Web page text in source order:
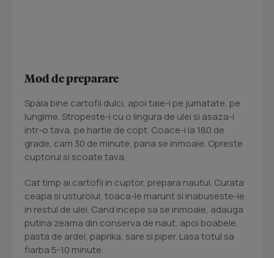
Mod de preparare
Spala bine cartofii dulci, apoi taie-i pe jumatate, pe
lungime. Stropeste-i cu o lingura de ulei si asaza-i
intr-o tava, pe hartie de copt. Coace-i la 180 de
grade, cam 30 de minute, pana se inmoaie. Opreste
cuptorul si scoate tava.
Cat timp ai cartofii in cuptor, prepara nautul. Curata
ceapa si usturoiul, toaca-le marunt si inabuseste-le
in restul de ulei. Cand incepe sa se inmoaie, adauga
putina zeama din conserva de naut, apoi boabele,
pasta de ardei, paprika, sare si piper. Lasa totul sa
fiarba 5-10 minute.